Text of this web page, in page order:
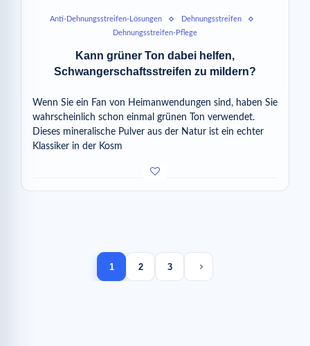
Anti-Dehnungsstreifen-Lösungen
Dehnungsstreifen
Dehnungsstreifen-Pflege
Kann grüner Ton dabei helfen,
Schwangerschaftsstreifen zu mildern?
Wenn Sie ein Fan von Heimanwendungen sind, haben Sie
wahrscheinlich schon einmal grünen Ton verwendet.
Dieses mineralische Pulver aus der Natur ist ein echter
Klassiker in der Kosm
1 2 3 Next page